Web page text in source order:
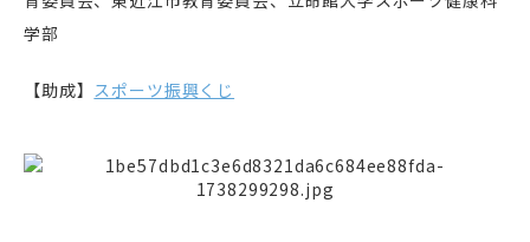
学部
【助成】 スポーツ振興くじ